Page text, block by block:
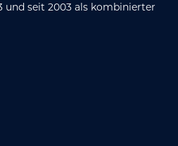
und seit 2003 als kombinierter